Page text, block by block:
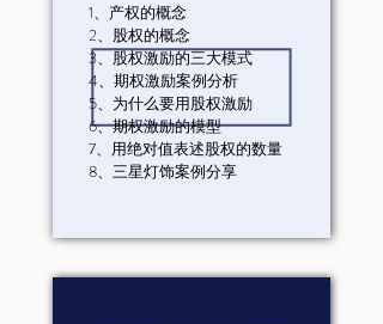
1、产权的概念
2、股权的概念
3、股权激励的三大模式
4、期权激励案例分析
5、为什么要用股权激励
6、期权激励的模型
7、用绝对值表述股权的数量
8、三星灯饰案例分享